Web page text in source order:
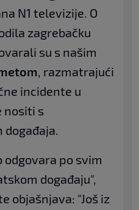
N1 televizije. O
zagrebačku
su s našim
, razmatrajući
incidente u
nositi s
odgovara po svim
događaju",
objašnjava: "Još iz